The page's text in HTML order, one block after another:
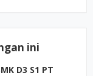
ini
D3 S1 PT